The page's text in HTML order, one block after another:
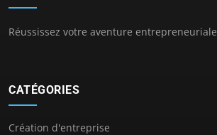
Réussissez votre aventure entrepreneuriale
CATÉGORIES
Création d'entreprise